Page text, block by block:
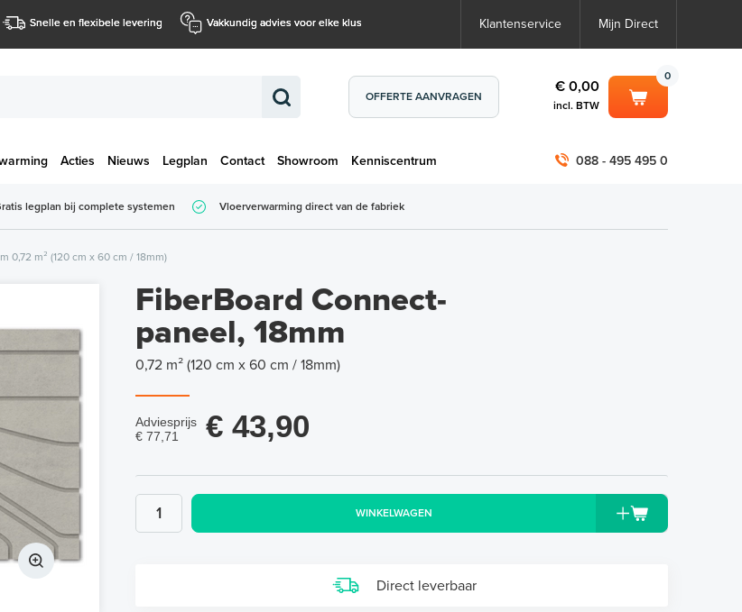
Snelle en flexibele levering Vakkundig advies voor elke klus Klantenservice Mijn Direct
OFFERTE AANVRAGEN
0
€ 0,00
incl. BTW
Acties Nieuws Legplan Contact Showroom Kenniscentrum
€ 0,00 088 - 495 495 0
legplan bij complete systemen Vloerverwarming direct van de fabriek
0,72 m² (120 cm x 60 cm / 18mm)
FiberBoard Connect-
paneel, 18mm
0,72 m² (120 cm x 60 cm / 18mm)
Adviesprijs
€ 77,71
€ 43,90
WINKELWAGEN
Direct leverbaar